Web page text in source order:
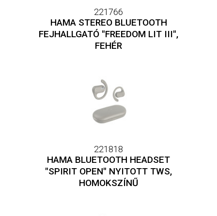
221766
HAMA STEREO BLUETOOTH
FEJHALLGATÓ "FREEDOM LIT III",
FEHÉR
221818
HAMA BLUETOOTH HEADSET
"SPIRIT OPEN" NYITOTT TWS,
HOMOKSZÍNŰ